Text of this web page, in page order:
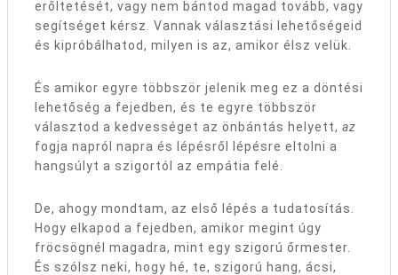
erőltetését, vagy nem bántod magad tovább, vagy
segítséget kérsz. Vannak választási lehetőségeid
és kipróbálhatod, milyen is az, amikor élsz velük.
És amikor egyre többször jelenik meg ez a döntési
lehetőség a fejedben, és te egyre többször
választod a kedvességet az önbántás helyett, az
fogja napról napra és lépésről lépésre eltolni a
hangsúlyt a szigortól az empátia felé.
De, ahogy mondtam, az első lépés a tudatosítás.
Hogy elkapod a fejedben, amikor megint úgy
fröcsögnél magadra, mint egy szigorú őrmester.
És szólsz neki, hogy hé, te, szigorú hang, ácsi,